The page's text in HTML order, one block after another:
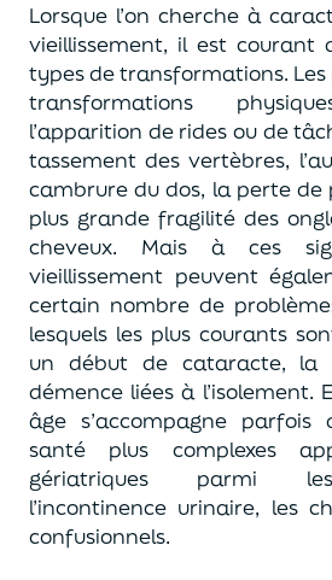
Lorsque l’on cherche à
vieillissement, il est courant
types de transformations. Les
transformations
l’apparition de rides ou de
tassement des vertèbres,
cambrure du dos, la perte de
plus grande fragilité des
cheveux. Mais à ces
vieillissement peuvent
certain nombre de
lesquels les plus courants
un début de cataracte, la
démence liées à l’isolement.
âge s’accompagne parfois
santé plus complexes
gériatriques parmi
l’incontinence urinaire, les
confusionnels.